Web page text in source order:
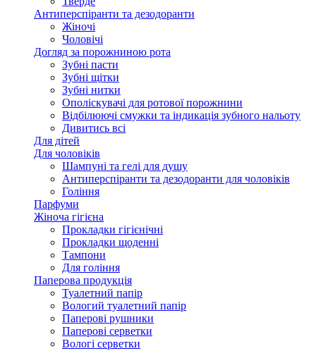
Антиперспіранти та дезодоранти
Жіночі
Чоловічі
Догляд за порожниною рота
Зубні пасти
Зубні щітки
Зубні нитки
Ополіскувачі для ротової порожнини
Відбілюючі смужки та індикація зубного нальоту
Дивитись всі
Для дітей
Для чоловіків
Шампуні та гелі для душу
Антиперспіранти та дезодоранти для чоловіків
Гоління
Парфуми
Жіноча гігієна
Прокладки гігієнічні
Прокладки щоденні
Тампони
Для гоління
Паперова продукція
Туалетний папір
Вологий туалетний папір
Паперові рушники
Паперові серветки
Вологі серветки